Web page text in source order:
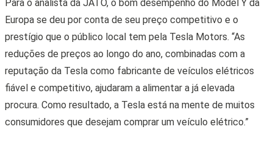
Para o analista da JATO, o bom desempenho do Model Y da
Europa se deu por conta de seu preço competitivo e o
prestígio que o público local tem pela Tesla Motors. “As
reduções de preços ao longo do ano, combinadas com a
reputação da Tesla como fabricante de veículos elétricos
fiável e competitivo, ajudaram a alimentar a já elevada
procura. Como resultado, a Tesla está na mente de muitos
consumidores que desejam comprar um veículo elétrico.”